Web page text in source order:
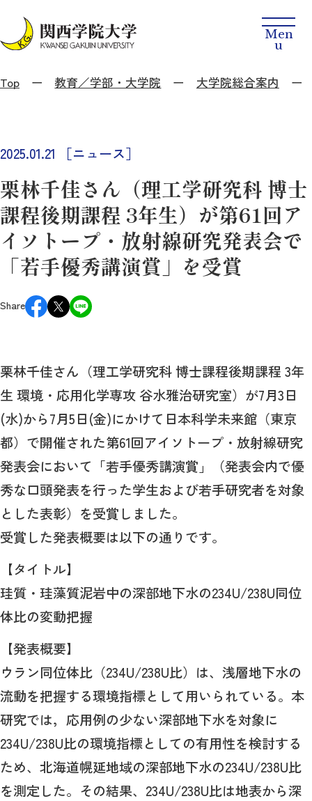
Top 教育／学部・大学院 大学院総合案内
2025.01.21 ［ニュース］
栗林千佳さん（理工学研究科 博士
課程後期課程 3年生）が第61回ア
イソトープ・放射線研究発表会で
「若手優秀講演賞」を受賞
Share
栗林千佳さん（理工学研究科 博士課程後期課程 3年
生 環境・応用化学専攻 谷水雅治研究室）が7月3日
(水)から7月5日(金)にかけて日本科学未来館（東京
都）で開催された第61回アイソトープ・放射線研究
発表会において「若手優秀講演賞」（発表会内で優
秀な口頭発表を行った学生および若手研究者を対象
とした表彰）を受賞しました。
受賞した発表概要は以下の通りです。
【タイトル】
珪質・珪藻質泥岩中の深部地下水の234U/238U同位
体比の変動把握
【発表概要】
ウラン同位体比（234U/238U比）は、浅層地下水の
流動を把握する環境指標として用いられている。本
研究では，応用例の少ない深部地下水を対象に
234U/238U比の環境指標としての有用性を検討する
ため、北海道幌延地域の深部地下水の234U/238U比
を測定した。その結果、234U/238U比は地表から深